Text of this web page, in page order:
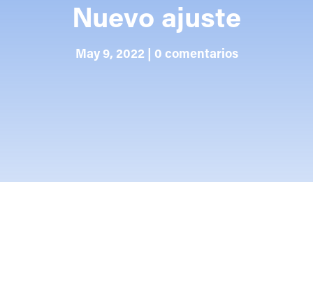
Nuevo ajuste
May 9, 2022| 0 comentarios